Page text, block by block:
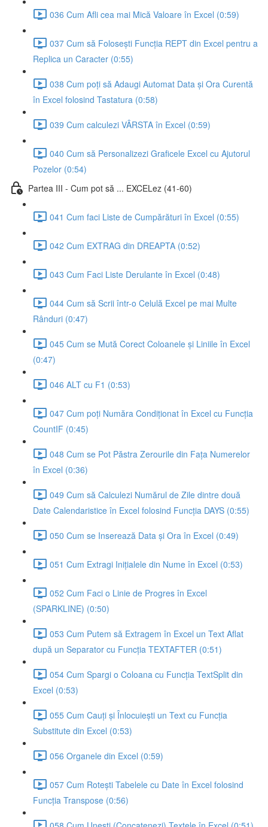
036 Cum Afli cea mai Mică Valoare în Excel (0:59)
037 Cum să Folosești Funcția REPT din Excel pentru a
Replica un Caracter (0:55)
038 Cum poți să Adaugi Automat Data și Ora Curentă
în Excel folosind Tastatura (0:58)
039 Cum calculezi VÂRSTA în Excel (0:59)
040 Cum să Personalizezi Graficele Excel cu Ajutorul
Pozelor (0:54)
Partea III - Cum pot să ... EXCELez (41-60)
041 Cum faci Liste de Cumpărături în Excel (0:55)
042 Cum EXTRAG din DREAPTA (0:52)
043 Cum Faci Liste Derulante în Excel (0:48)
044 Cum să Scrii într-o Celulă Excel pe mai Multe
Rânduri (0:47)
045 Cum se Mută Corect Coloanele și Liniile în Excel
(0:47)
046 ALT cu F1 (0:53)
047 Cum poți Număra Condiționat în Excel cu Funcția
CountIF (0:45)
048 Cum se Pot Păstra Zerourile din Fața Numerelor
în Excel (0:36)
049 Cum să Calculezi Numărul de Zile dintre două
Date Calendaristice în Excel folosind Funcția DAYS (0:55)
050 Cum se Inserează Data și Ora în Excel (0:49)
051 Cum Extragi Inițialele din Nume în Excel (0:53)
052 Cum Faci o Linie de Progres în Excel
(SPARKLINE) (0:50)
053 Cum Putem să Extragem în Excel un Text Aflat
după un Separator cu Funcția TEXTAFTER (0:51)
054 Cum Spargi o Coloana cu Funcția TextSplit din
Excel (0:53)
055 Cum Cauți și Înlocuiești un Text cu Funcția
Substitute din Excel (0:53)
056 Organele din Excel (0:59)
057 Cum Rotești Tabelele cu Date în Excel folosind
Funcția Transpose (0:56)